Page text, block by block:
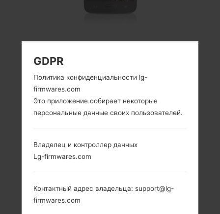
LG D400H (LGD400H)
ИЗ СЕРИИ LG L90
4.7 in (~70.1%
соотношение
пикселей (~234
плотность
1.2 GHz Cortex-A7
1GB
GDPR
Политика конфиденциальности lg-
firmwares.com
Это приложение собирает некоторые
персональные данные своих пользователей.
Владелец и контроллер данных
Lg-firmwares.com
Контактный адрес владельца: support@lg-
firmwares.com